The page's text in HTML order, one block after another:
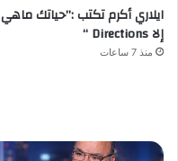
ايلاري أكرم تكتب :”حياتك ماهي
إلا Directions “
منذ 7 ساعات